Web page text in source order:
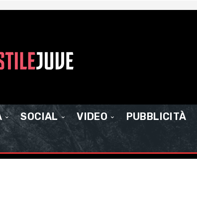
SOCIAL VIDEO
PUBBLICITÀ